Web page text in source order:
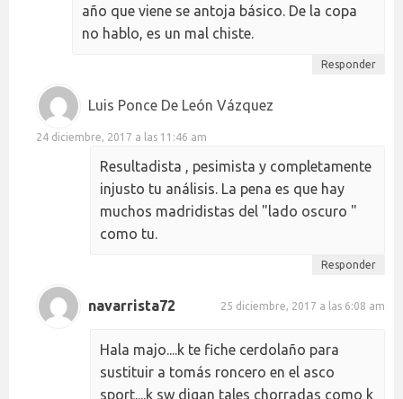
año que viene se antoja básico. De la copa
no hablo, es un mal chiste.
Responder
Luis Ponce De León Vázquez
24 diciembre, 2017 a las 11:46 am
Resultadista , pesimista y completamente
injusto tu análisis. La pena es que hay
muchos madridistas del "lado oscuro "
como tu.
Responder
navarrista72 25 diciembre, 2017 a las 6:08 am
Hala majo....k te fiche cerdolaño para
sustituir a tomás roncero en el asco
sport....k sw digan tales chorradas como k